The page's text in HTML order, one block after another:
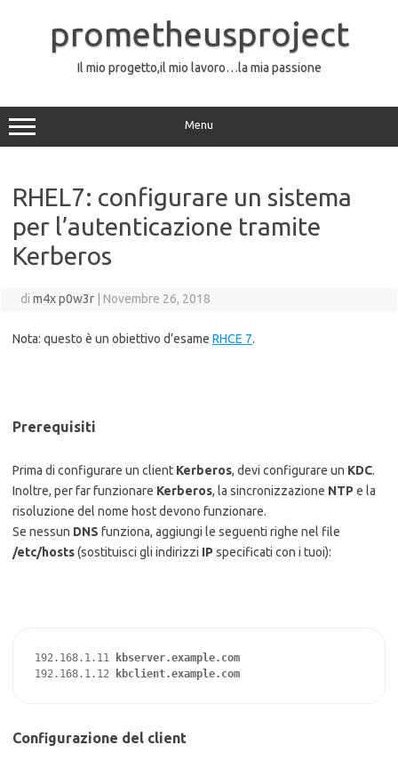
contenutoprometheusproject
Il mio progetto,il mio lavoro…la mia passione
Menu
RHEL7: configurare un sistema
per l’autenticazione tramite
Kerberos
di m4x p0w3r Novembre 26, 2018
Nota: questo è un obiettivo d’esame RHCE 7.
Prerequisiti
Prima di configurare un client Kerberos, devi configurare un KDC.
Inoltre, per far funzionare Kerberos, la sincronizzazione NTP e la
risoluzione del nome host devono funzionare.
Se nessun DNS funziona, aggiungi le seguenti righe nel file
/etc/hosts(sostituisci gli indirizzi IP specificati con i tuoi):
192.168.1.11
kbserver.example.com
192.168.1.12
kbclient.example.com
Configurazione del client